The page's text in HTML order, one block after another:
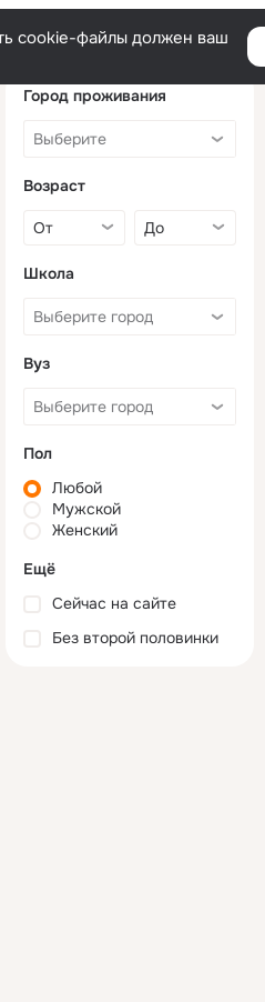
cookie-файлы должен ваш
Город проживания
Возраст
Школа
Вуз
Пол
Любой
Мужской
Женский
Ещё
Сейчас на сайте
Без второй половинки